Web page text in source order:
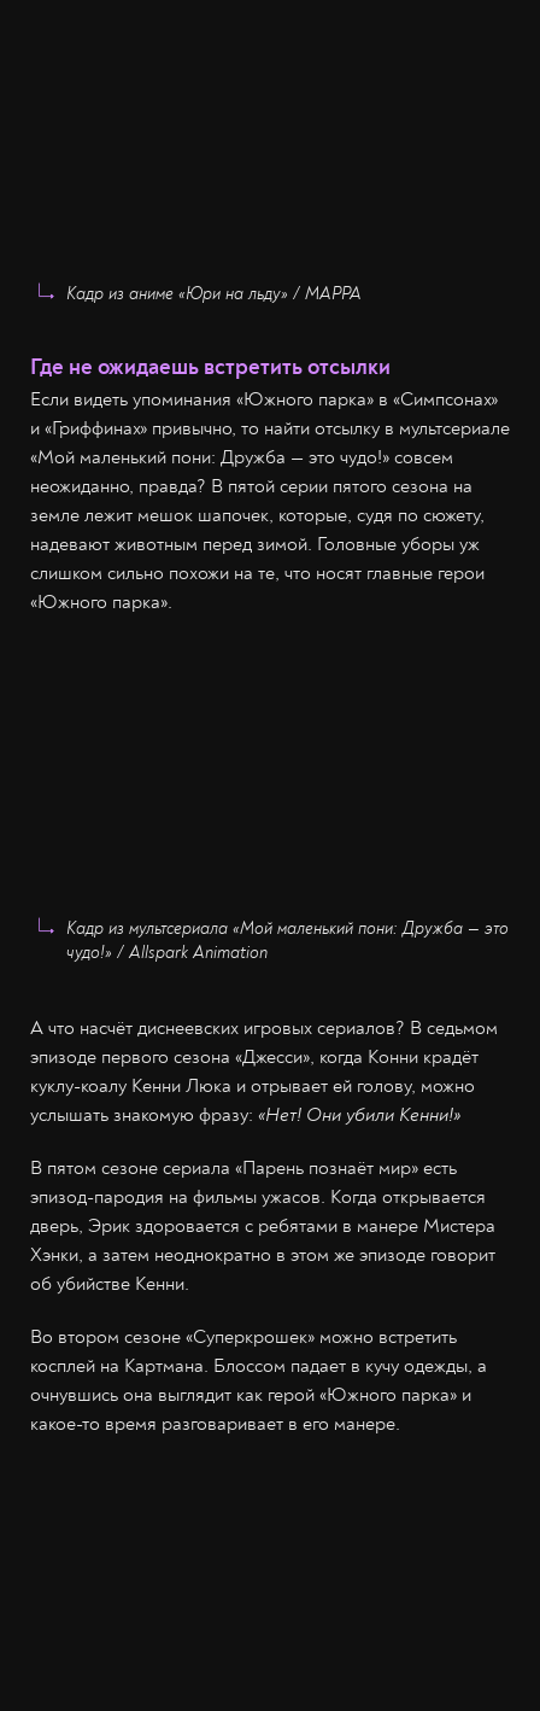
Кадр из аниме «Юри на льду» / MAPPA
Где не ожидаешь встретить отсылки
Если видеть упоминания «Южного парка» в «Симпсонах»
и «Гриффинах» привычно, то найти отсылку в мультсериале
«Мой маленький пони: Дружба — это чудо!» совсем
неожиданно, правда? В пятой серии пятого сезона на
земле лежит мешок шапочек, которые, судя по сюжету,
надевают животным перед зимой. Головные уборы уж
слишком сильно похожи на те, что носят главные герои
«Южного парка».
Кадр из мультсериала «Мой маленький пони: Дружба — это
чудо!» / Allspark Animation
А что насчёт диснеевских игровых сериалов? В седьмом
эпизоде первого сезона «Джесси», когда Конни крадёт
куклу-коалу Кенни Люка и отрывает ей голову, можно
услышать знакомую фразу: «Нет! Они убили Кенни!»
В пятом сезоне сериала «Парень познаёт мир» есть
эпизод-пародия на фильмы ужасов. Когда открывается
дверь, Эрик здоровается с ребятами в манере Мистера
Хэнки, а затем неоднократно в этом же эпизоде говорит
об убийстве Кенни.
Во втором сезоне «Суперкрошек» можно встретить
косплей на Картмана. Блоссом падает в кучу одежды, а
очнувшись она выглядит как герой «Южного парка» и
какое-то время разговаривает в его манере.